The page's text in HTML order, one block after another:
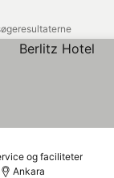
og faciliteter
Ankara